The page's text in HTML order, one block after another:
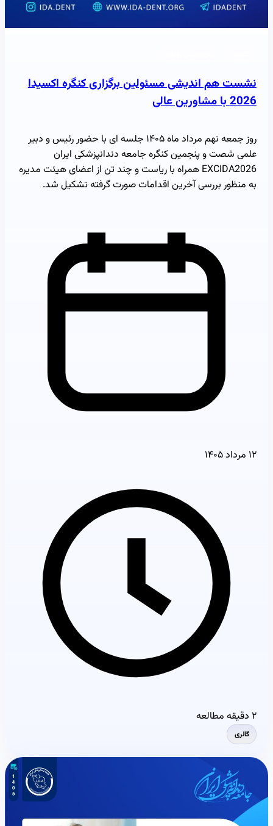
نشست هم اندیشی مسئولین برگزاری کنگره اکسیدا
2026 با مشاورین عالی
روز جمعه نهم مرداد ماه ۱۴۰۵ جلسه ای با حضور رئیس و دبیر
علمی شصت و پنجمین کنگره جامعه دندانپزشکی ایران
EXCIDA2026 همراه با ریاست و چند تن از اعضای هیئت مدیره
به منظور بررسی آخرین اقدامات صورت گرفته تشکیل شد.
۱۲ مرداد ۱۴۰۵
۲ دقیقه مطالعه
گالری